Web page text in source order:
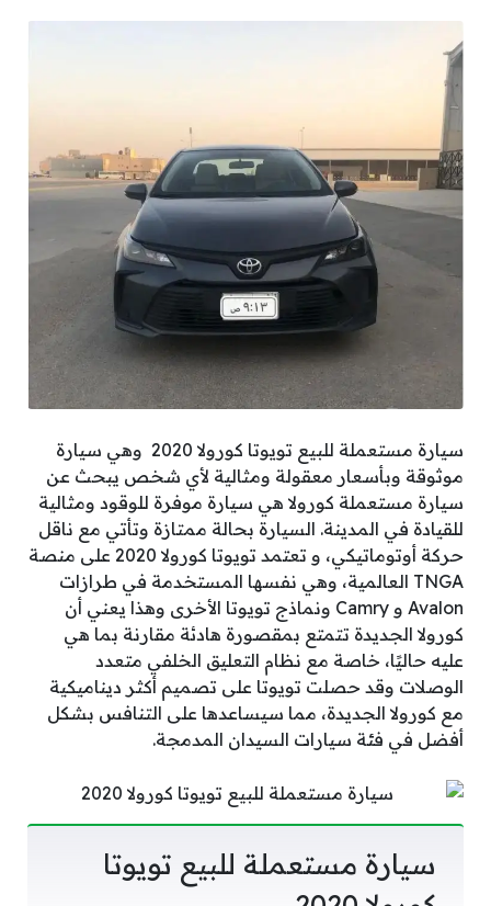
سيارة مستعملة للبيع تويوتا كورولا 2020 وهي سيارة
موثوقة وبأسعار معقولة ومثالية لأي شخص يبحث عن
سيارة مستعملة كورولا هي سيارة موفرة للوقود ومثالية
للقيادة في المدينة. السيارة بحالة ممتازة وتأتي مع ناقل
حركة أوتوماتيكي، و تعتمد تويوتا كورولا 2020 على منصة
TNGA العالمية، وهي نفسها المستخدمة في طرازات
Avalon و Camry ونماذج تويوتا الأخرى وهذا يعني أن
كورولا الجديدة تتمتع بمقصورة هادئة مقارنة بما هي
عليه حاليًا، خاصة مع نظام التعليق الخلفي متعدد
الوصلات وقد حصلت تويوتا على تصميم أكثر ديناميكية
مع كورولا الجديدة، مما سيساعدها على التنافس بشكل
أفضل في فئة سيارات السيدان المدمجة.
سيارة مستعملة للبيع تويوتا